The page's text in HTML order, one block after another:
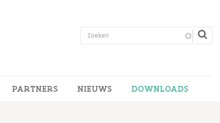
PARTNERS NIEUWS DOWNLOADS